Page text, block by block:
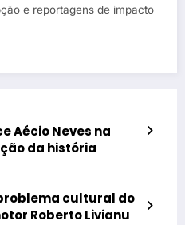
e reportagens de impacto
Aécio Neves na
da história
cultural do
Roberto Livianu